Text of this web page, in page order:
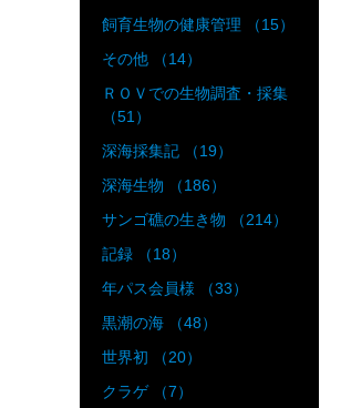
飼育生物の健康管理 （15）
その他 （14）
ＲＯＶでの生物調査・採集
（51）
深海採集記 （19）
深海生物 （186）
サンゴ礁の生き物 （214）
記録 （18）
年パス会員様 （33）
黒潮の海 （48）
世界初 （20）
クラゲ （7）